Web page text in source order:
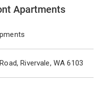
Apartments
Rivervale, WA 6103